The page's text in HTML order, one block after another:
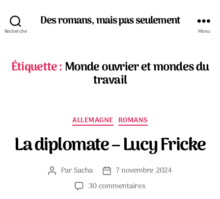
Recherche
Des romans, mais pas seulement
Menu
Étiquette :Monde ouvrier et mondes du
travail
Catégories
ALLEMAGNE ROMANS
La diplomate – Lucy Fricke
Auteur
l’article
ParSacha
Date
de
l’article
7 novembre 2024
30 commentairessur